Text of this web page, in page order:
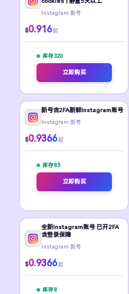
Instagram 新号
$0.916 起
库存 320
立即购买
新号含2FA新鲜Instagram账号
Instagram 新号
$0.9366 起
库存 85
立即购买
全新Instagram账号 已开2FA
含登录保障
Instagram 新号
$0.9366 起
库存 8